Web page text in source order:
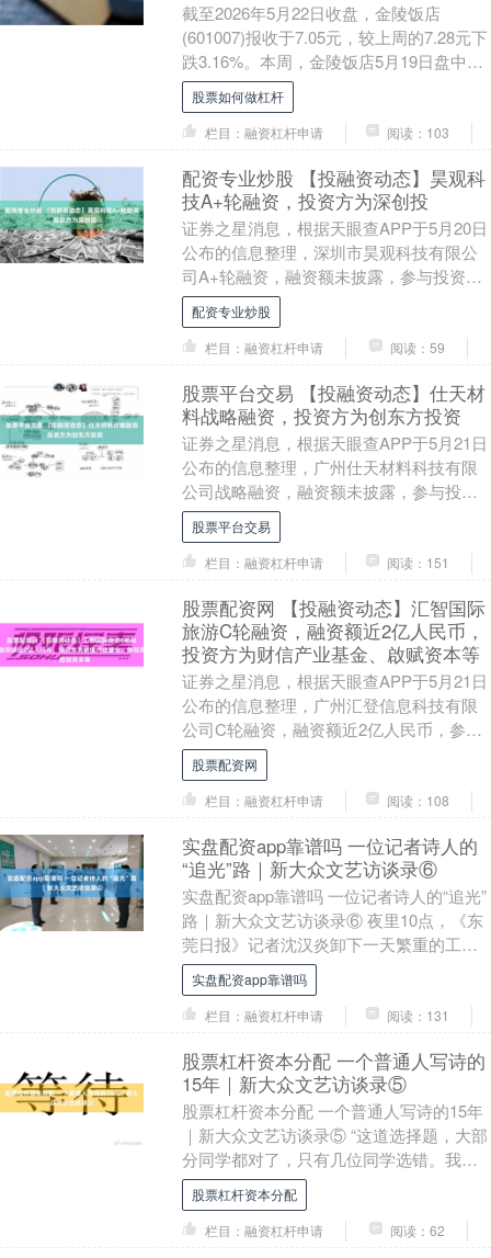
截至2026年5月22日收盘，金陵饭店
(601007)报收于7.05元，较上周的7.28元下
跌3.16%。本周，金陵饭店5月19日盘中最
高价报7.36元。5月2....
股票如何做杠杆
栏目：融资杠杆申请
阅读：103
配资专业炒股 【投融资动态】昊观科
技A+轮融资，投资方为深创投
证券之星消息，根据天眼查APP于5月20日
公布的信息整理，深圳市昊观科技有限公
司A+轮融资，融资额未披露，参与投资的
机构包括深创投。....
配资专业炒股
栏目：融资杠杆申请
阅读：59
股票平台交易 【投融资动态】仕天材
料战略融资，投资方为创东方投资
证券之星消息，根据天眼查APP于5月21日
公布的信息整理，广州仕天材料科技有限
公司战略融资，融资额未披露，参与投资
的机构包括创东方投资。....
股票平台交易
栏目：融资杠杆申请
阅读：151
股票配资网 【投融资动态】汇智国际
旅游C轮融资，融资额近2亿人民币，
投资方为财信产业基金、啟赋资本等
证券之星消息，根据天眼查APP于5月21日
公布的信息整理，广州汇登信息科技有限
公司C轮融资，融资额近2亿人民币，参与
投资的机构包括财信产业基金，啟赋资
本，沣源资....
股票配资网
栏目：融资杠杆申请
阅读：108
实盘配资app靠谱吗 一位记者诗人的
“追光”路｜新大众文艺访谈录⑥
实盘配资app靠谱吗 一位记者诗人的“追光”
路｜新大众文艺访谈录⑥ 夜里10点，《东
莞日报》记者沈汉炎卸下一天繁重的工
作，从报社回到不到40平方米的家里。一
双儿....
实盘配资app靠谱吗
栏目：融资杠杆申请
阅读：131
股票杠杆资本分配 一个普通人写诗的
15年｜新大众文艺访谈录⑤
股票杠杆资本分配 一个普通人写诗的15年
｜新大众文艺访谈录⑤ “这道选择题，大部
分同学都对了，只有几位同学选错。我对
此感到惋惜，你们选了一条寂寞的路。” 教
室里....
股票杠杆资本分配
栏目：融资杠杆申请
阅读：62